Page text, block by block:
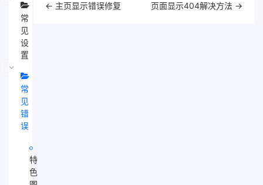
常
见
设
置
常
见
错
误
特
色
文
← 主页显示错误修复 页面显示404解决方法 →